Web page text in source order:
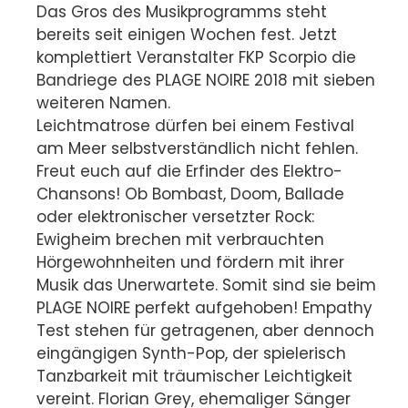
Das Gros des Musikprogramms steht
bereits seit einigen Wochen fest. Jetzt
komplettiert Veranstalter FKP Scorpio die
Bandriege des PLAGE NOIRE 2018 mit sieben
weiteren Namen.
Leichtmatrose dürfen bei einem Festival
am Meer selbstverständlich nicht fehlen.
Freut euch auf die Erfinder des Elektro-
Chansons! Ob Bombast, Doom, Ballade
oder elektronischer versetzter Rock:
Ewigheim brechen mit verbrauchten
Hörgewohnheiten und fördern mit ihrer
Musik das Unerwartete. Somit sind sie beim
PLAGE NOIRE perfekt aufgehoben! Empathy
Test stehen für getragenen, aber dennoch
eingängigen Synth-Pop, der spielerisch
Tanzbarkeit mit träumischer Leichtigkeit
vereint. Florian Grey, ehemaliger Sänger